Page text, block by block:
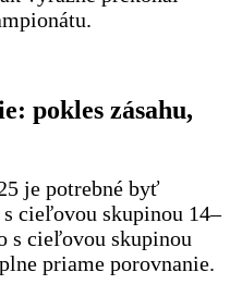
pokles zásahu,
je potrebné byť
cieľovou skupinou 14–
s cieľovou skupinou
priame porovnanie.